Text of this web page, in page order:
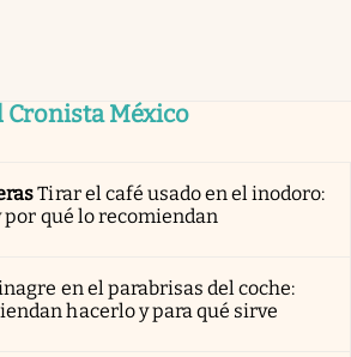
Cronista México
Tirar el café usado en el inodoro:
por qué lo recomiendan
en el parabrisas del coche:
hacerlo y para qué sirve